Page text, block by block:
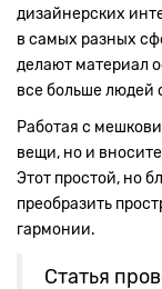
дизайнерских
в самых разных
делают материал
все больше людей
Работая с
вещи, но и
Этот простой, но
преобразить
гармонии.
Статья